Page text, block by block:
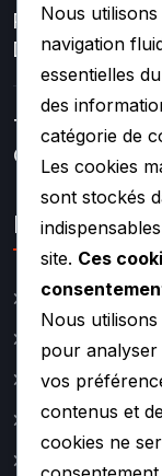
Réparation Et
De Turbo
Turbos
Compétition –
Lien rapide
Catalogue
A propos
Contact
Mentions
Nous
navigation
essentielles
des
catégorie de
Les cookies
sont stockés
site. Ces
Nous
pour
vos
contenus et
cookies ne